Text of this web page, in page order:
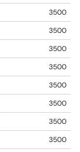
3500
3500
3500
3500
3500
3500
3500
3500